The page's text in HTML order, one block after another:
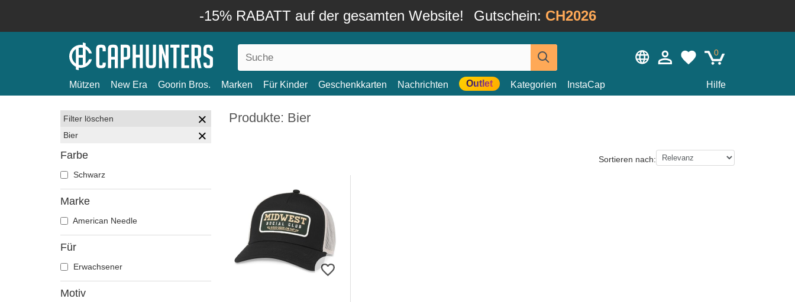
-15% RABATT auf der gesamten Website! Gutschein: CH2026
0
Mützen New Era Goorin Bros. Marken Für Kinder Geschenkkarten Nachrichten Outlet Kategorien InstaCap Hilfe
Filter löschen
Bier
Farbe
Schwarz
Marke
American Needle
Für
Erwachsener
Motiv
Produkte: Bier
Sortieren nach: